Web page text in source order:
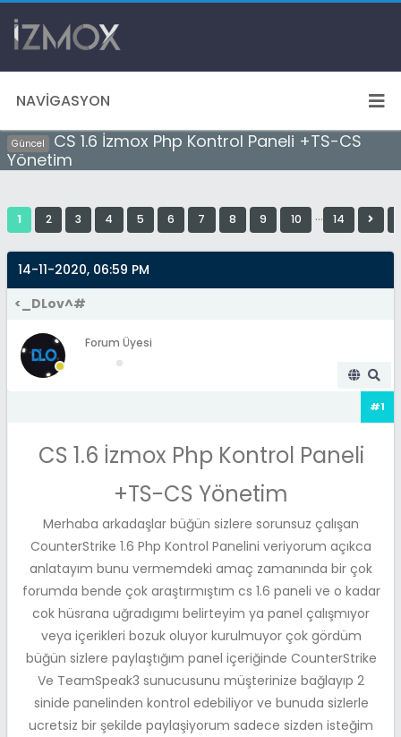
NAVIGASYON
Güncel
CS 1.6 İzmox Php Kontrol Paneli +TS-CS
Yönetim
1 2 3 4 5 6 7 8 9 10 … 14
14-11-2020, 06:59 PM
<_DLov^#
Forum Üyesi
#1
CS 1.6 İzmox Php Kontrol Paneli
+TS-CS Yönetim
Merhaba arkadaşlar büğün sizlere sorunsuz çalışan
CounterStrike 1.6 Php Kontrol Panelini veriyorum açıkca
anlatayım bunu vermemdeki amaç zamanında bir çok
forumda bende çok araştırmıştım cs 1.6 paneli ve o kadar
cok hüsrana uğradıgımı belirteyim ya panel çalışmıyor
veya içerikleri bozuk oluyor kurulmuyor çok gördüm
büğün sizlere paylaştığım panel içeriğinde CounterStrike
Ve TeamSpeak3 sunucusunu müşterinize bağlayıp 2
sinide panelinden kontrol edebiliyor ve bunuda sizlerle
ucretsiz bir şekilde paylaşiyorum sadece sizden isteğim